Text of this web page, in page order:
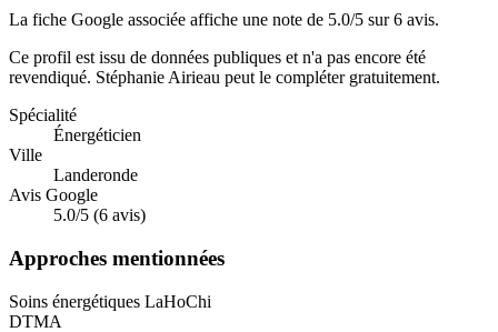
La fiche Google associée affiche une note de 5.0/5 sur 6 avis.
Ce profil est issu de données publiques et n'a pas encore été
revendiqué. Stéphanie Airieau peut le compléter gratuitement.
Spécialité
Énergéticien
Ville
Landeronde
Avis Google
5.0/5 (6 avis)
Approches mentionnées
Soins énergétiques LaHoChi
DTMA